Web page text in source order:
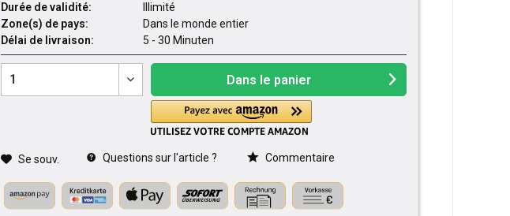
Durée de validité:
Illimité
Zone(s) de pays:
Dans le monde entier
Délai de livraison:
5 - 30 Minuten
Dans le panier
Se souv. Questions sur l'article ? Commentaire